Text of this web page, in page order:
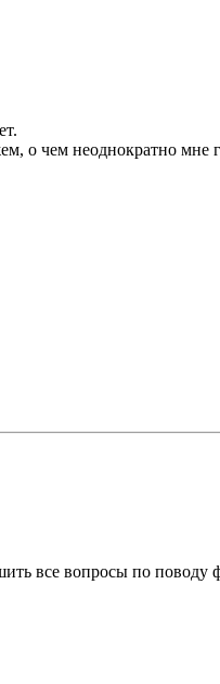
о чем неоднократно мне
все вопросы по